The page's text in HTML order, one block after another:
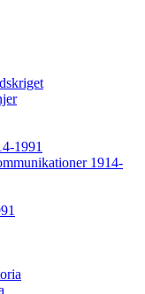
1991
1914-